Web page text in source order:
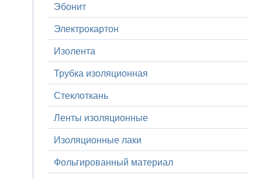
Эбонит
Электрокартон
Изолента
Трубка изоляционная
Стеклоткань
Ленты изоляционные
Изоляционные лаки
Фольгированный материал